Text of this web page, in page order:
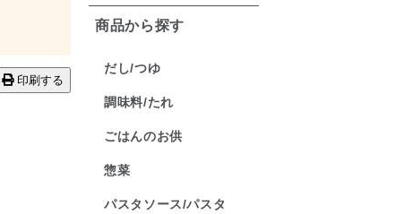
印刷する
商品から探す
だし/つゆ
調味料/たれ
ごはんのお供
惣菜
パスタソース/パスタ